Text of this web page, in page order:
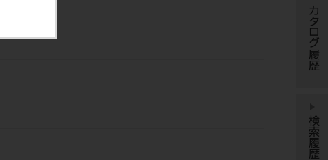
カタログ履歴
検索履歴